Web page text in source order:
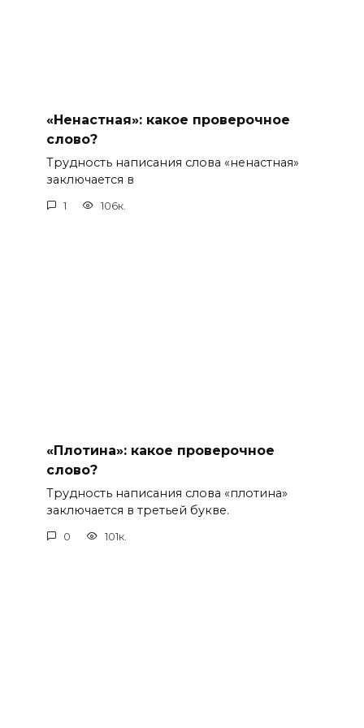
«Ненастная»: какое проверочное
слово?
Трудность написания слова «ненастная»
заключается в
1 106к.
«Плотина»: какое проверочное
слово?
Трудность написания слова «плотина»
заключается в третьей букве.
0 101к.